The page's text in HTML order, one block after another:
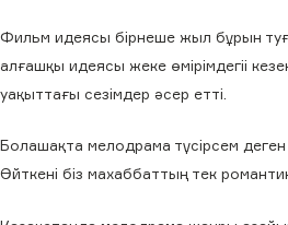
Фильм идеясы бірнеше жыл бұрын
алғашқы идеясы жеке өмірімдегіі
уақыттағы сезімдер әсер етті.
Болашақта мелодрама түсірсем
Өйткені біз махаббаттың тек